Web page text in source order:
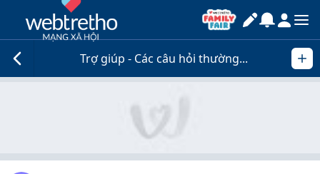
Trợ giúp - Các câu hỏi thường...